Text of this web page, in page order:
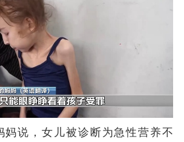
妈说，女儿被诊断为急性营养不